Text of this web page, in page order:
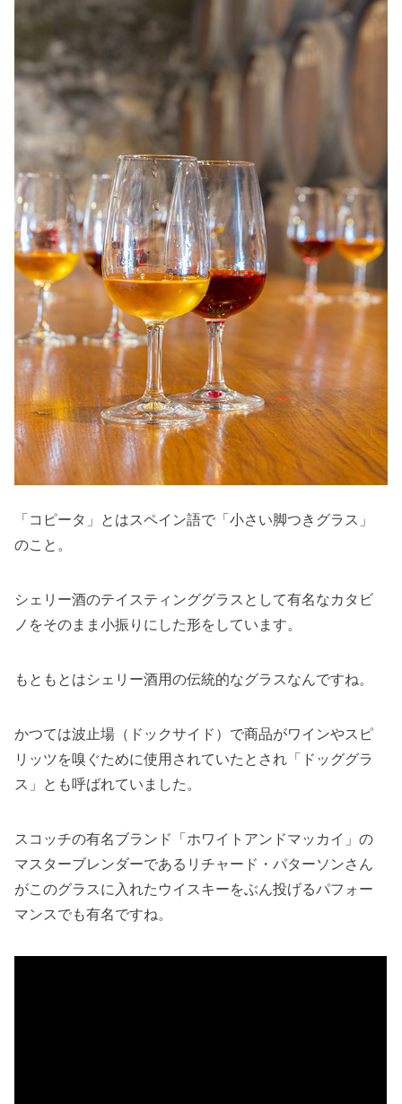
「コピータ」とはスペイン語で「小さい脚つきグラス」
のこと。
シェリー酒のテイスティンググラスとして有名なカタビ
ノをそのまま小振りにした形をしています。
もともとはシェリー酒用の伝統的なグラスなんですね。
かつては波止場（ドックサイド）で商品がワインやスピ
リッツを嗅ぐために使用されていたとされ「ドッググラ
ス」とも呼ばれていました。
スコッチの有名ブランド「ホワイトアンドマッカイ」の
マスターブレンダーであるリチャード・パターソンさん
がこのグラスに入れたウイスキーをぶん投げるパフォー
マンスでも有名ですね。